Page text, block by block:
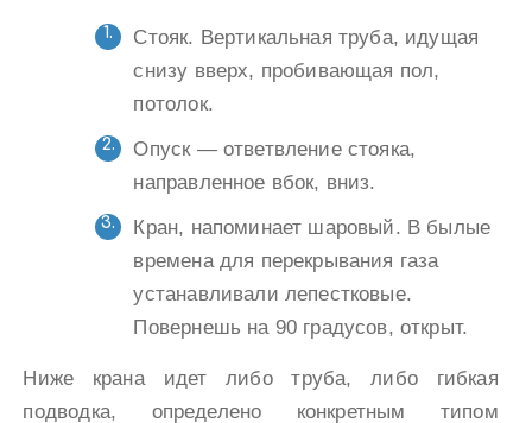
Стояк. Вертикальная труба, идущая
снизу вверх, пробивающая пол,
потолок.
Опуск — ответвление стояка,
направленное вбок, вниз.
Кран, напоминает шаровый. В былые
времена для перекрывания газа
устанавливали лепестковые.
Повернешь на 90 градусов, открыт.
Ниже крана идет либо труба, либо гибкая
подводка, определено конкретным типом